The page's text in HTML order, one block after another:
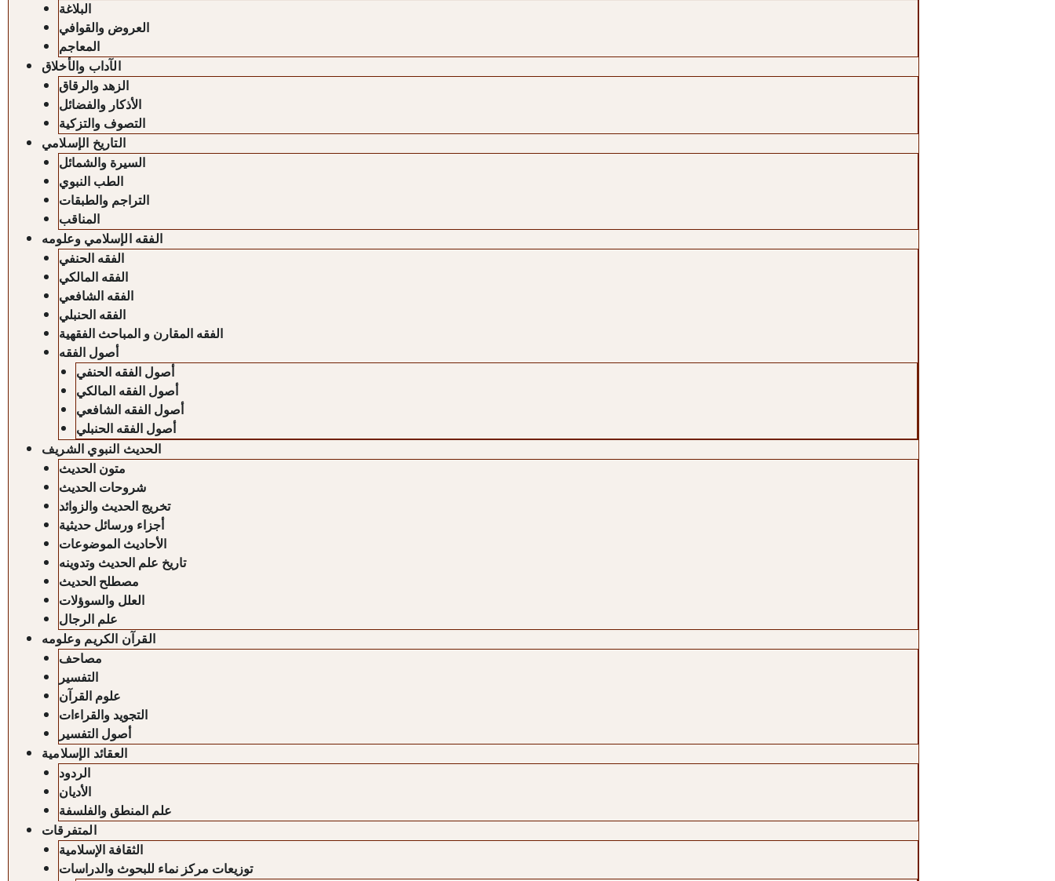
البلاغة
العروض والقوافي
المعاجم
الآداب والأخلاق
الزهد والرقاق
الأذكار والفضائل
التصوف والتزكية
التاريخ الإسلامي
السيرة والشمائل
الطب النبوي
التراجم والطبقات
المناقب
الفقه الإسلامي وعلومه
الفقه الحنفي
الفقه المالكي
الفقه الشافعي
الفقه الحنبلي
الفقه المقارن و المباحث الفقهية
أصول الفقه
أصول الفقه الحنفي
أصول الفقه المالكي
أصول الفقه الشافعي
أصول الفقه الحنبلي
الحديث النبوي الشريف
متون الحديث
شروحات الحديث
تخريج الحديث والزوائد
أجزاء ورسائل حديثية
الأحاديث الموضوعات
تاريخ علم الحديث وتدوينه
مصطلح الحديث
العلل والسوؤلات
علم الرجال
القرآن الكريم وعلومه
مصاحف
التفسير
علوم القرآن
التجويد والقراءات
أصول التفسير
العقائد الإسلامية
الردود
الأديان
علم المنطق والفلسفة
المتفرقات
الثقافة الإسلامية
توزيعات مركز نماء للبحوث والدراسات